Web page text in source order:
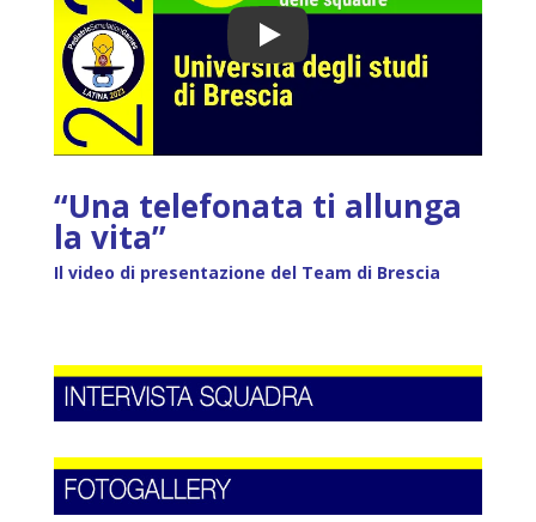
Play
“Una telefonata ti allunga
la vita”
Il video di presentazione del Team di Brescia